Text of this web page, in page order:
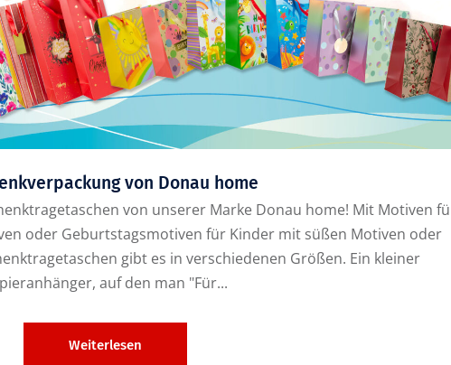
von Donau home
von unserer Marke Donau home! Mit Motiven
oder Geburtstagsmotiven für Kinder mit süßen Motiven oder
gibt es in verschiedenen Größen. Ein kleiner
auf den man "Für...
Weiterlesen